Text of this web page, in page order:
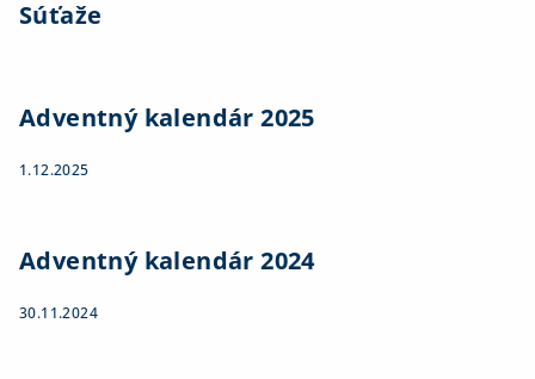
Súťaže
Adventný kalendár 2025
1.12.2025
Adventný kalendár 2024
30.11.2024